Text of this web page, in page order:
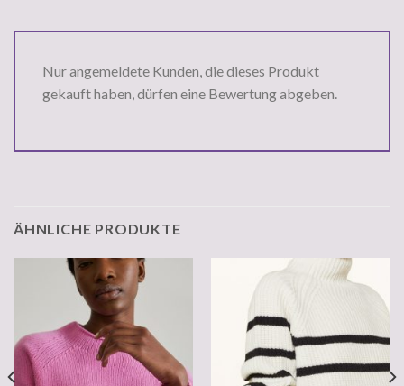
Nur angemeldete Kunden, die dieses Produkt
gekauft haben, dürfen eine Bewertung abgeben.
ÄHNLICHE PRODUKTE